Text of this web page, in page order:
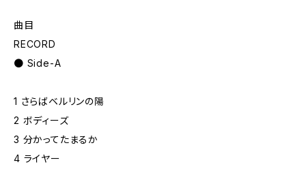
曲目
RECORD
● Side-A
1 さらばベルリンの陽
2 ボディーズ
3 分かってたまるか
4 ライヤー